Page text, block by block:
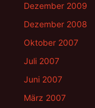
Dezember 2009
Dezember 2008
Oktober 2007
Juli 2007
Juni 2007
März 2007